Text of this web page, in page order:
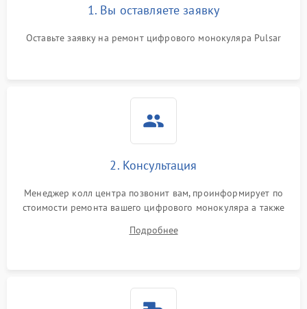
1. Вы оставляете заявку
Оставьте заявку на ремонт цифрового монокуляра Pulsar
2. Консультация
Менеджер колл центра позвонит вам, проинформирует по
стоимости ремонта вашего цифрового монокуляра а также
Подробнее